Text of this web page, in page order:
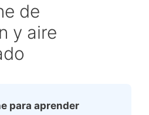
de
y aire
para aprender